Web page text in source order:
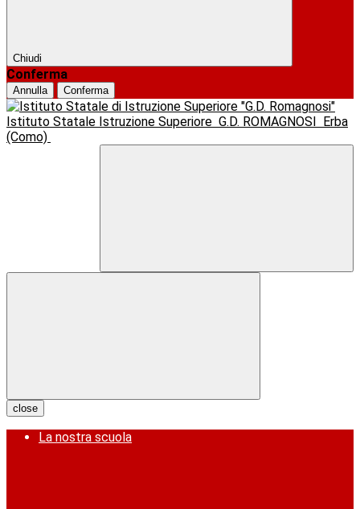
Chiudi
Conferma
Annulla Conferma
Istituto Statale Istruzione Superiore G.D. ROMAGNOSI
Erba
(Como)
close
La nostra scuola